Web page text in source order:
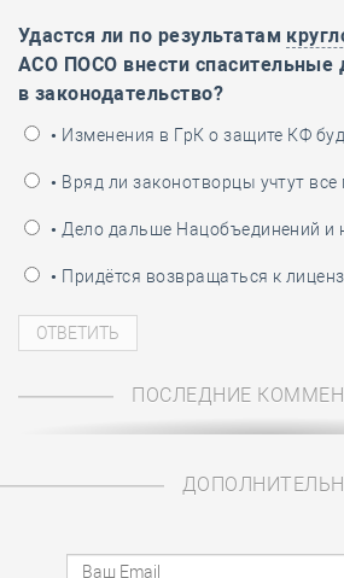
Удастся ли по результатам
АСО ПОСО внести спасительные
в законодательство?
• Изменения в ГрК о защите КФ
• Вряд ли законотворцы учтут
• Дело дальше Нацобъединений и
• Придётся возвращаться к
ПОСЛЕДНИЕ